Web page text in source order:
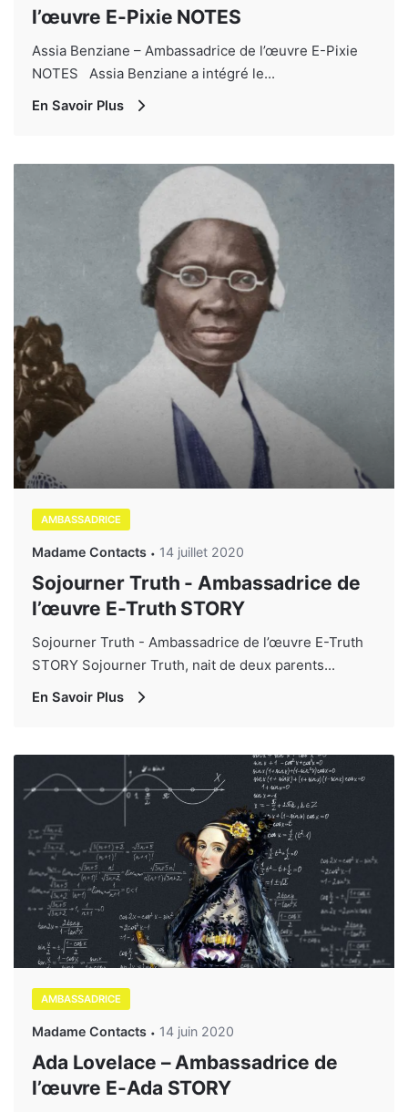
l’œuvre E-Pixie NOTES
Assia Benziane – Ambassadrice de l’œuvre E-Pixie
NOTES Assia Benziane a intégré le...
En Savoir Plus
AMBASSADRICE
Madame Contacts 14 juillet 2020
Sojourner Truth - Ambassadrice de
l’œuvre E-Truth STORY
Sojourner Truth - Ambassadrice de l’œuvre E-Truth
STORY Sojourner Truth, nait de deux parents...
En Savoir Plus
AMBASSADRICE
Madame Contacts 14 juin 2020
Ada Lovelace – Ambassadrice de
l’œuvre E-Ada STORY